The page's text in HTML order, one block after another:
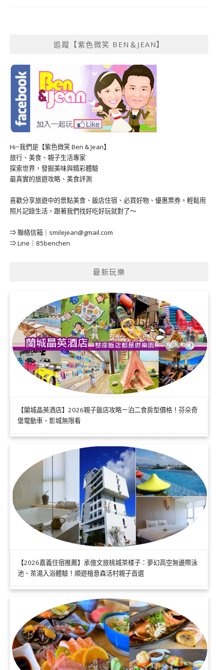
追蹤【紫色微笑 BEN＆JEAN】
Hi~我們是【紫色微笑 Ben & Jean】
旅行、美食、親子生活專家
探索世界，發掘美味與精彩體驗
最真實的旅遊攻略、美食評測
喜歡分享旅遊中的景點美食、飯店住宿、必買好物、優惠票券。輕鬆用
照片記錄生活，跟著我們找好吃好玩就對了～
⇒ 聯絡信箱｜ smilejean@gmail.com
⇒ Line｜85benchen
最新玩樂
【蘭城晶英酒店】2026親子飯店攻略ㄧ泊二食房型價格！芬朵奇
堡電動車、影城無限看
【2026嘉義住宿推薦】承億文旅桃城茶樣子：夢幻高空無邊際泳
池、茶湯入浴體驗！順遊檜意森活村親子首選